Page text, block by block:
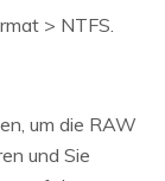
> NTFS.
um die RAW
und Sie